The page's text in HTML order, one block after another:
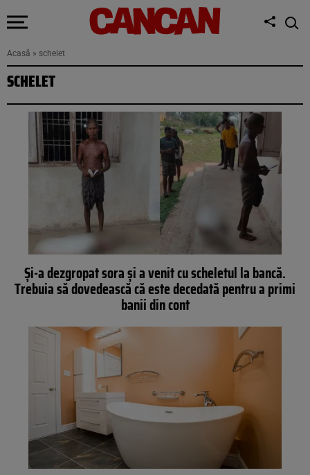
Acasă » schelet
SCHELET
Și-a dezgropat sora și a venit cu scheletul la bancă.
Trebuia să dovedească că este decedată pentru a primi
banii din cont